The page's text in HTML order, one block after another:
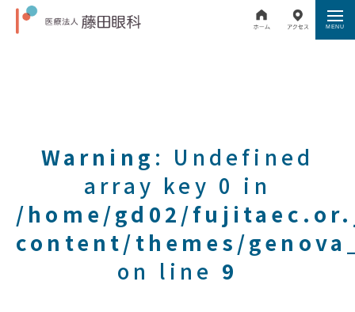
Warning : Undefined
array key 0 in
/home/gd02/
content/themes/
on line 9